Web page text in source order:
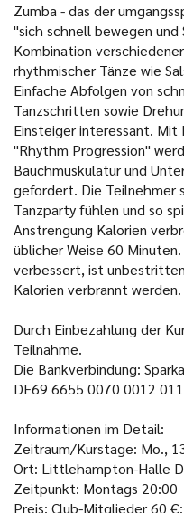
Zumba - das der
"sich schnell bewegen
Kombination
rhythmischer Tänze wie
Einfache Abfolgen von
Tanzschritten sowie
Einsteiger interessant. Mit
"Rhythm Progression"
Bauchmuskulatur und
gefordert. Die Teilnehmer
Tanzparty fühlen und so
Anstrengung Kalorien
üblicher Weise 60
verbessert, ist
Kalorien verbrannt werden.
Durch Einbezahlung der
Teilnahme.
Die Bankverbindung:
DE69 6655 0070 0012
Informationen im Detail:
Zeitraum/Kurstage: Mo.,
Ort: Littlehampton-Halle
Zeitpunkt: Montags 20:00
Preis: Club-Mitglieder 60